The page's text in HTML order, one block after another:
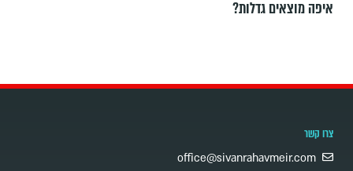
איפה מוצאים גדלות?
צרו קשר
office@sivanrahavmeir.com